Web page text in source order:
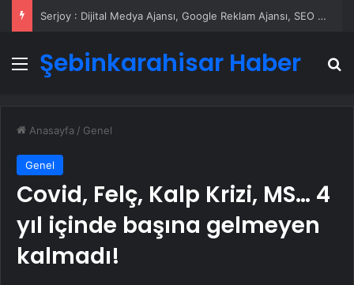
Serjoy : Dijital Medya Ajansı, Google Reklam Ajansı, SEO Ajansı ve Web Tasarım Ajansı
Menü
Şebinkarahisar Haber
Anasayfa / Genel
Genel
Covid, Felç, Kalp Krizi, MS… 4
yıl içinde başına gelmeyen
kalmadı!